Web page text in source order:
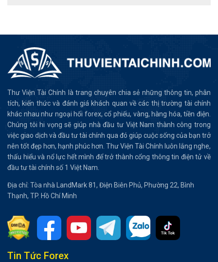
Thư Viện Tài Chính là trang chuyên chia sẻ những thông tin, phân
tích, kiến thức và đánh giá khách quan về các thị trường tài chính
khác nhau như ngoại hối forex, cổ phiếu, vàng, hàng hóa, tiền điện.
Chúng tôi hi vọng sẽ giúp nhà đầu tư Việt Nam thành công trong
việc giao dịch và đầu tư tài chính qua đó giúp cuộc sống của bạn trở
nên tốt đẹp hơn, hạnh phúc hơn. Thư Viện Tài Chính luôn lắng nghe,
thấu hiểu và nổ lực hết mình để trở thành cổng thông tin điện tử về
đầu tư tài chính số 1 Việt Nam.
Địa chỉ: Tòa nhà LandMark 81, Điện Biên Phủ, Phường 22, Bình
Thạnh, TP. Hồ Chí Minh
Tổng hợp bài viết
Tin Tức Forex